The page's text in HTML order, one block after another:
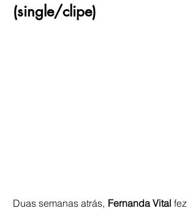
(single/clipe)
Duas semanas atrás, Fernanda Vital fez